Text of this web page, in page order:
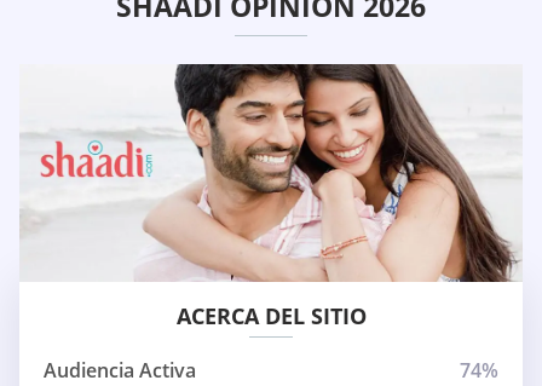
ACERCA DEL SITIO
Audiencia Activa
74%